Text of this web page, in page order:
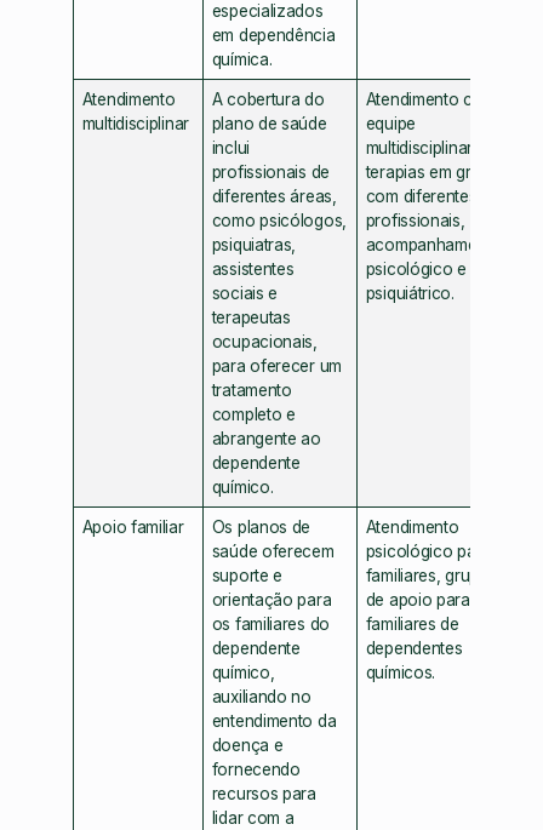
especializados
em dependência
química.
Atendimento
multidisciplinar
A cobertura do
plano de saúde
inclui
profissionais de
diferentes áreas,
como psicólogos,
psiquiatras,
assistentes
sociais e
terapeutas
ocupacionais,
para oferecer um
tratamento
completo e
abrangente ao
dependente
químico.
Atendimento com
equipe
multidisciplinar,
terapias em grupo
com diferentes
profissionais,
acompanhamento
psicológico e
psiquiátrico.
Apoio familiar
Os planos de
saúde oferecem
suporte e
orientação para
os familiares do
dependente
químico,
auxiliando no
entendimento da
doença e
fornecendo
recursos para
lidar com a
Atendimento
psicológico para
familiares, grupos
de apoio para
familiares de
dependentes
químicos.